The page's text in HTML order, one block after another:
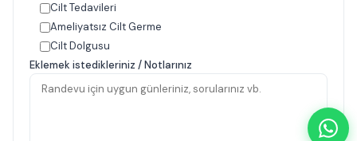
Cilt Tedavileri
Ameliyatsız Cilt Germe
Cilt Dolgusu
Eklemek istedikleriniz / Notlarınız